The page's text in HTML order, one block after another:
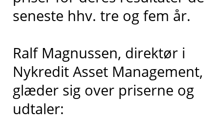
seneste hhv. tre og fem år.
Ralf Magnussen, direktør i
Nykredit Asset Management,
glæder sig over priserne og
udtaler: